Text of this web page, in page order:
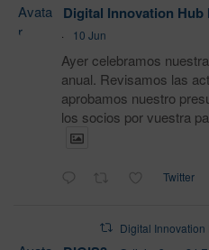
Avata
r
Digital Innovation Hub
·
10 Jun
Ayer celebramos
anual. Revisamos las
aprobamos nuestro
los socios por vuestra
Twitter
Digital Innovation